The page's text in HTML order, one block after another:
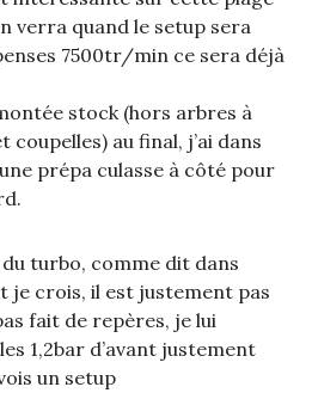
verra quand le setup sera
7500tr/min ce sera déjà
stock (hors arbres à
coupelles) au final, j’ai dans
prépa culasse à côté pour
du turbo, comme dit dans
je crois, il est justement pas
fait de repères, je lui
1,2bar d’avant justement
un setup